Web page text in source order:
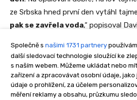
Společně s našimi 1731 partnery
další sledovací technologie sloužící ke
s naším webem. Můžeme ukládat nebo
zařízení a zpracovávat osobní údaje, jako
údaje o prohlížení, za účelem
měření reklamy a obsahu, průzkumu